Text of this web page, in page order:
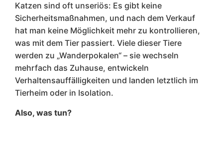
Katzen sind oft unseriös: Es gibt keine
Sicherheitsmaßnahmen, und nach dem Verkauf
hat man keine Möglichkeit mehr zu kontrollieren,
was mit dem Tier passiert. Viele dieser Tiere
werden zu „Wanderpokalen“ – sie wechseln
mehrfach das Zuhause, entwickeln
Verhaltensauffälligkeiten und landen letztlich im
Tierheim oder in Isolation.
Also, was tun?